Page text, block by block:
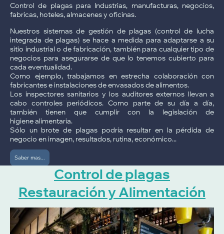
Control de plagas para Industrias, manufacturas, negocios,
fabricas, hoteles, almacenes y oficinas.
Nuestros sistemas de gestión de plagas (control de lucha
integrada de plagas) se hace a medida para adaptarse a su
sitio industrial o de fabricación, también para cualquier tipo de
negocios para asegurarse de que lo tenemos cubierto para
cada eventualidad.
Como ejemplo, trabajamos en estrecha colaboración con
fabricantes e instalaciones de envasados de alimentos.
Los inspectores sanitarios y los auditores externos llevan a
cabo controles periódicos. Como parte de su día a día,
también tienen que cumplir con la legislación de
higiene alimentaria.
Sólo un brote de plagas podría resultar en la pérdida de
negocio en imagen, resultados, rutina, económico...
Saber mas...
Control de plagas
Restauración y Alimentación